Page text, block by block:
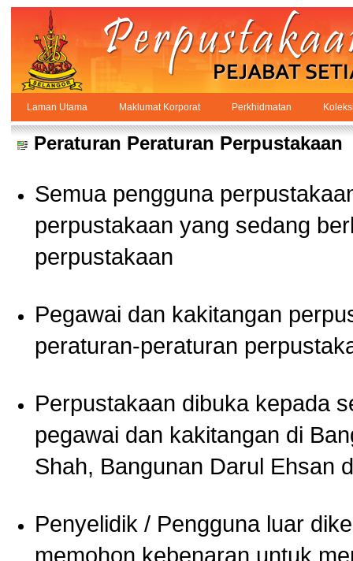
Skip to Content
PPSUKSEL
Peraturan
Laman Utama Maklumat Korporat Perkhidmatan
Peraturan Peraturan Perpustakaan
Semua pengguna
perpustakaan yang sedang
perpustakaan
Pegawai dan kakitangan
peraturan-peraturan
Perpustakaan dibuka kepada
pegawai dan kakitangan di
Shah, Bangunan Darul Ehsan
Penyelidik / Pengguna luar
memohon kebenaran untuk